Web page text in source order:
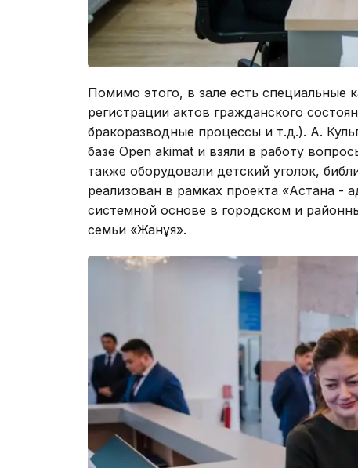
Помимо этого, в зале есть специальные
регистрации актов гражданского
бракоразводные процессы и т.д.). А.
базе Open akimat и взяли в работу
также оборудовали детский уголок,
реализован в рамках проекта «Астана -
системной основе в городском и
семьи «Жанұя».